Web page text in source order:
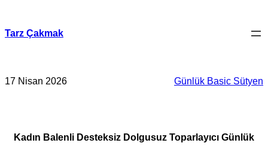
Tarz Çakmak
17 Nisan 2026 Günlük Basic Sütyen
Kadın Balenli Desteksiz Dolgusuz Toparlayıcı Günlük